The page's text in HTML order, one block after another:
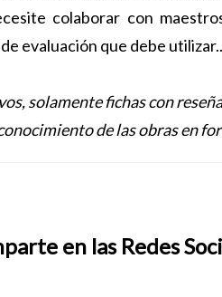
colaborar con
evaluación que debe
solamente fichas con
de las obras en
en las Redes